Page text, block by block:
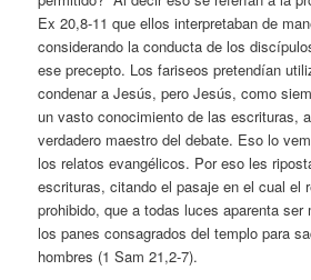
Ex 20,8-11 que ellos interpretaban de
considerando la conducta de los
ese precepto. Los fariseos pretendían
condenar a Jesús, pero Jesús, como
un vasto conocimiento de las escrituras,
verdadero maestro del debate. Eso lo
los relatos evangélicos. Por eso les
escrituras, citando el pasaje en el cual el
prohibido, que a todas luces aparenta ser
los panes consagrados del templo para
hombres (1 Sam 21,2-7).